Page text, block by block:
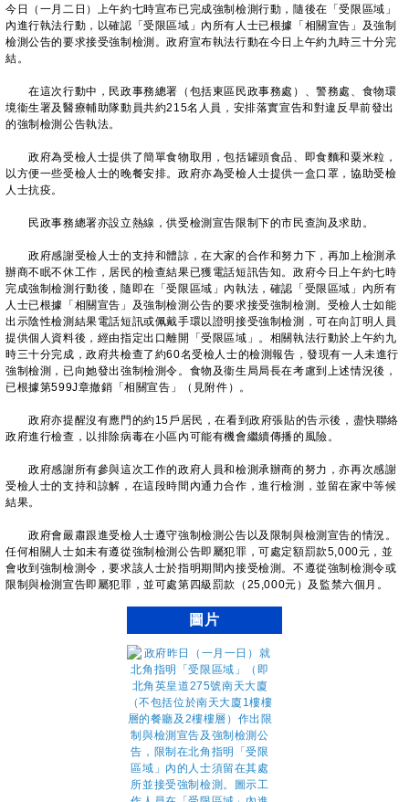
今日（一月二日）上午約七時宣布已完成強制檢測行動，隨後在「受限區域」
內進行執法行動，以確認「受限區域」內所有人士已根據「相關宣告」及強制
檢測公告的要求接受強制檢測。政府宣布執法行動在今日上午約九時三十分完
結。
在這次行動中，民政事務總署（包括東區民政事務處）、警務處、食物環
境衞生署及醫療輔助隊動員共約215名人員，安排落實宣告和對違反早前發出
的強制檢測公告執法。
政府為受檢人士提供了簡單食物取用，包括罐頭食品、即食麵和粟米粒，
以方便一些受檢人士的晚餐安排。政府亦為受檢人士提供一盒口罩，協助受檢
人士抗疫。
民政事務總署亦設立熱線，供受檢測宣告限制下的市民查詢及求助。
政府感謝受檢人士的支持和體諒，在大家的合作和努力下，再加上檢測承
辦商不眠不休工作，居民的檢查結果已獲電話短訊告知。政府今日上午約七時
完成強制檢測行動後，隨即在「受限區域」內執法，確認「受限區域」內所有
人士已根據「相關宣告」及強制檢測公告的要求接受強制檢測。受檢人士如能
出示陰性檢測結果電話短訊或佩戴手環以證明接受強制檢測，可在向訂明人員
提供個人資料後，經由指定出口離開「受限區域」。相關執法行動於上午約九
時三十分完成，政府共檢查了約60名受檢人士的檢測報告，發現有一人未進行
強制檢測，已向她發出強制檢測令。食物及衞生局局長在考慮到上述情況後，
已根據第599J章撤銷「相關宣告」（見附件）。
政府亦提醒沒有應門的約15戶居民，在看到政府張貼的告示後，盡快聯絡
政府進行檢查，以排除病毒在小區內可能有機會繼續傳播的風險。
政府感謝所有參與這次工作的政府人員和檢測承辦商的努力，亦再次感謝
受檢人士的支持和諒解，在這段時間內通力合作，進行檢測，並留在家中等候
結果。
政府會嚴肅跟進受檢人士遵守強制檢測公告以及限制與檢測宣告的情況。
任何相關人士如未有遵從強制檢測公告即屬犯罪，可處定額罰款5,000元，並
會收到強制檢測令，要求該人士於指明期間內接受檢測。不遵從強制檢測令或
限制與檢測宣告即屬犯罪，並可處第四級罰款（25,000元）及監禁六個月。
圖片